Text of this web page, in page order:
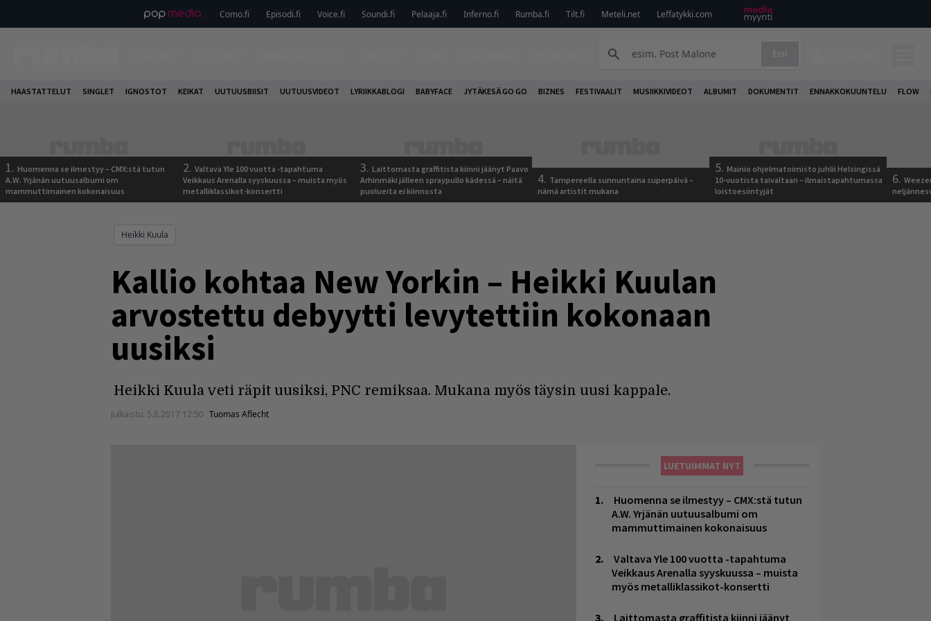
Como.fi Episodi.fi Voice.fi Soundi.fi Pelaaja.fi Inferno.fi Rumba.fi Tilt.fi Meteli.net Leffatykki.com
HAASTATTELUT SINGLET IGNOSTOT KEIKAT UUTUUSBIISIT UUTUUSVIDEOT LYRIIKKABLOGI BABYFACE JYTÄKESÄ GO GO BIZNES FESTIVAALIT MUSIIKKIVIDEOT ALBUMIT DOKUMENTIT ENNAKKOKUUNTELU FLOW
1. Huomenna se ilmestyy – CMX:stä tutun
A.W. Yrjänän uutuusalbumi om
mammuttimainen kokonaisuus
2. Valtava Yle 100 vuotta -tapahtuma
Veikkaus Arenalla syyskuussa – muista myös
metalliklassikot-konsertti
3. Laittomasta graffitista kiinni jäänyt Paavo
Arhinmäki jälleen spraypullo kädessä – näitä
puolueita ei kiinnosta
4. Tampereella sunnuntaina superpäivä –
nämä artistit mukana
5. Mainio ohjelmatoimisto juhlii Helsingissä
10-vuotista taivaltaan – ilmaistapahtumassa
loistoesiintyjät
6.
Heikki Kuula
Kallio kohtaa New Yorkin – Heikki Kuulan
arvostettu debyytti levytettiin kokonaan
uusiksi
Heikki Kuula veti räpit uusiksi, PNC remiksaa. Mukana myös täysin uusi kappale.
Julkaistu: 5.8.2017 12:50 Tuomas Aflecht
LUETUIMMAT NYT
Huomenna se ilmestyy – CMX:stä tutun
A.W. Yrjänän uutuusalbumi om
mammuttimainen kokonaisuus
Valtava Yle 100 vuotta -tapahtuma
Veikkaus Arenalla syyskuussa – muista
myös metalliklassikot-konsertti
Laittomasta graffitista kiinni jäänyt